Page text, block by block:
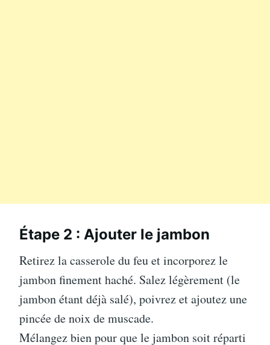
Étape 2 : Ajouter le jambon
Retirez la casserole du feu et incorporez le
jambon finement haché. Salez légèrement (le
jambon étant déjà salé), poivrez et ajoutez une
pincée de noix de muscade.
Mélangez bien pour que le jambon soit réparti